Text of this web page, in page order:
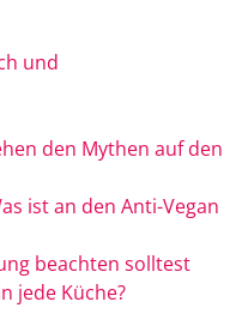
und
den Mythen auf den
ist an den Anti-Vegan
beachten solltest
jede Küche?